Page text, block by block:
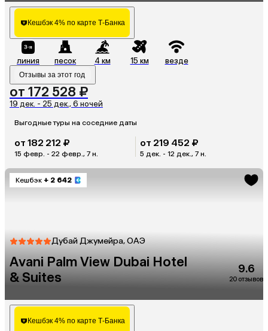
Кешбэк 4% по карте Т-Банка
линия песок 4 км 15 км везде
Отзывы за этот год
от 172 528 ₽
19 дек. - 25 дек., 6 ночей
Выгодные туры на соседние даты
от 182 212 ₽
15 февр. - 22 февр., 7 н.
от 219 452 ₽
5 дек. - 12 дек., 7 н.
Кешбэк + 2 642
Дубай Джумейра, ОАЭ
Avani Palm View Dubai Hotel
& Suites
9.6
20 отзывов
Кешбэк 4% по карте Т-Банка